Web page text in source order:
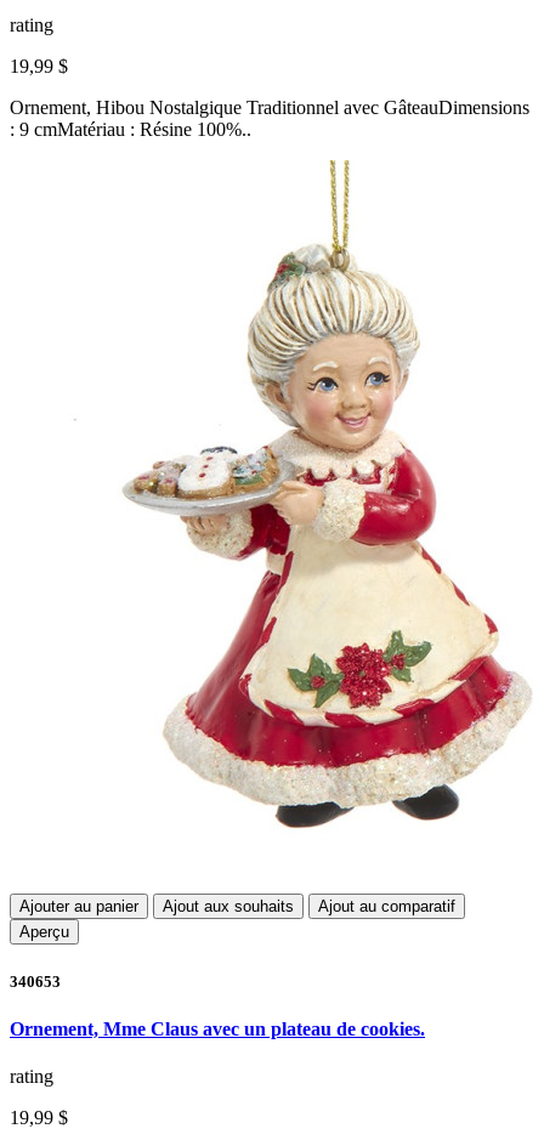
rating
19,99 $
Ornement, Hibou Nostalgique Traditionnel avec GâteauDimensions
: 9 cmMatériau : Résine 100%..
Ajouter au panier Ajout aux souhaits
Ajout au comparatif
Aperçu
340653
Ornement, Mme Claus avec un plateau de cookies.
rating
19,99 $